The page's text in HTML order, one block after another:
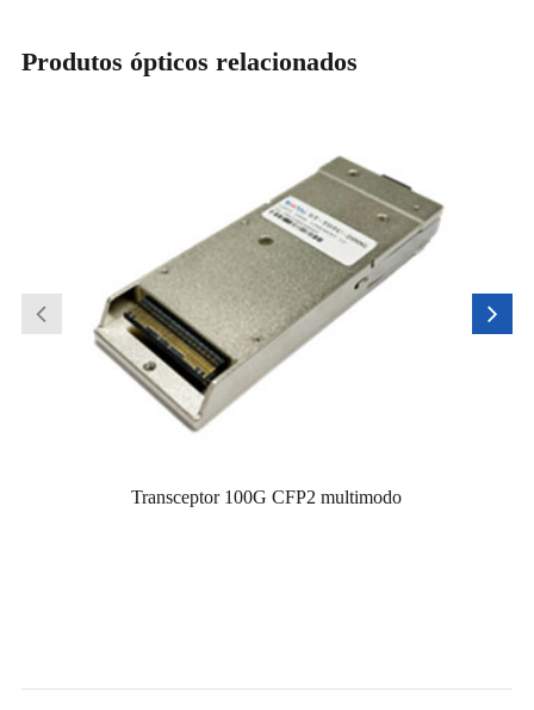
Produtos ópticos relacionados
Transceptor 100G CFP2 multimodo